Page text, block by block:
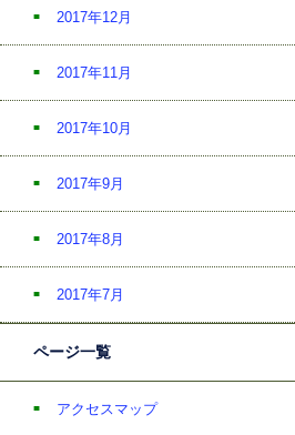
2017年12月
2017年11月
2017年10月
2017年9月
2017年8月
2017年7月
ページ一覧
アクセスマップ